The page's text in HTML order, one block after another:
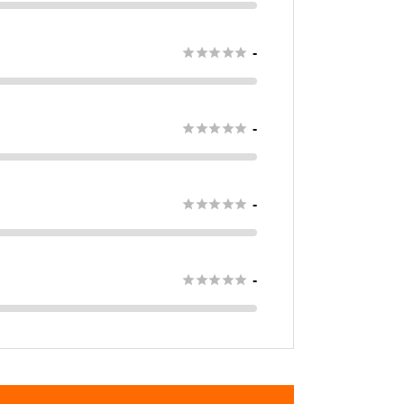
 -
 -
 -
 -